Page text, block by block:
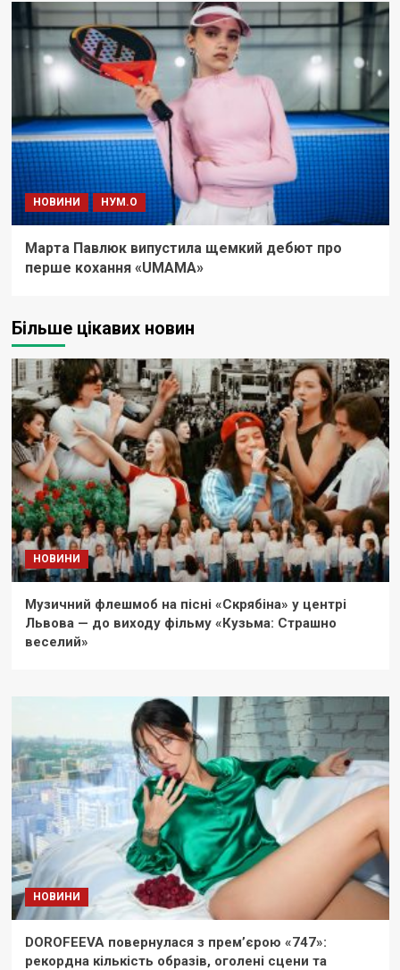
НОВИНИ НУМ.О
Марта Павлюк випустила щемкий дебют про
перше кохання «UМАМА»
Більше цікавих новин
НОВИНИ
Музичний флешмоб на пісні «Скрябіна» у центрі
Львова — до виходу фільму «Кузьма: Страшно
веселий»
НОВИНИ
DOROFEEVA повернулася з прем’єрою «747»:
рекордна кількість образів, оголені сцени та